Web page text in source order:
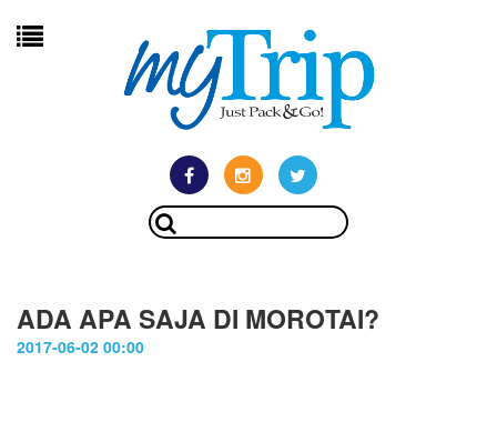
ADA APA SAJA DI MOROTAI?
2017-06-02 00:00